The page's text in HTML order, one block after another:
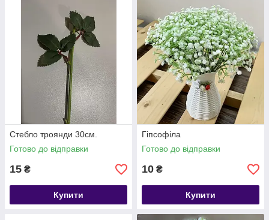
Стебло троянди 30см.
Готово до відправки
15 ₴
Купити
Гіпсофіла
Готово до відправки
10 ₴
Купити